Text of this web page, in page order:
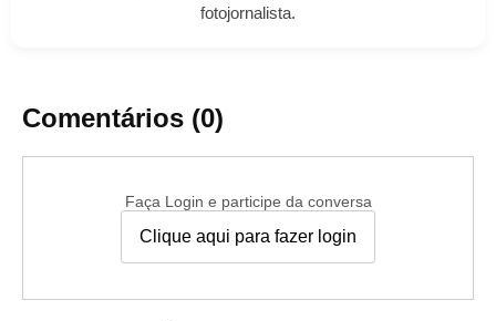
fotojornalista.
Comentários (0)
Faça Login e participe da conversa
Clique aqui para fazer login